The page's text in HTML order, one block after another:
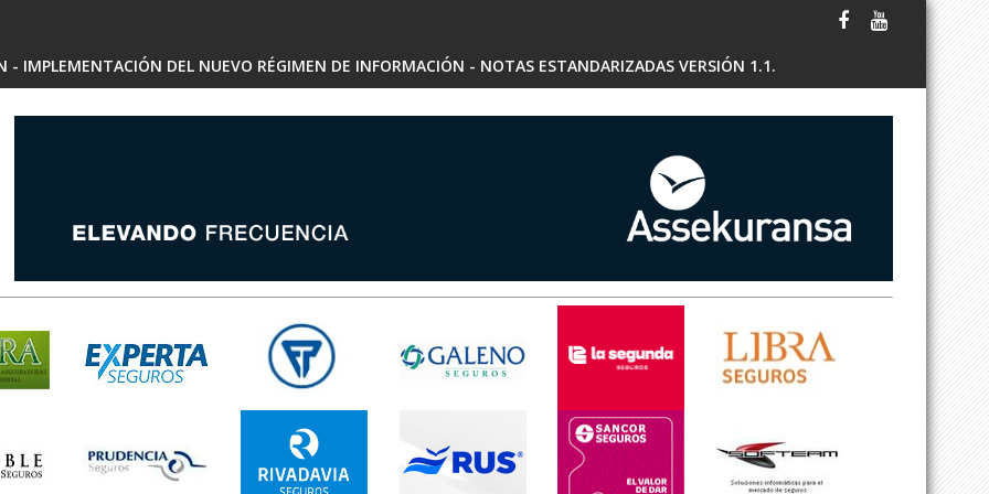
IMPLEMENTACIÓN DEL NUEVO RÉGIMEN DE INFORMACIÓN - NOTAS ESTANDARIZADAS VERSIÓN 1.1.
- ARIADNA MARIEL SARRALDE - INSCRIPCIÓN RAE